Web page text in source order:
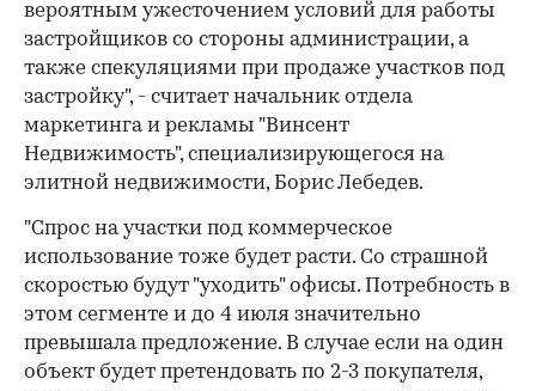
вероятным ужесточением условий для работы
застройщиков со стороны администрации, а
также спекуляциями при продаже участков под
застройку", - считает начальник отдела
маркетинга и рекламы "Винсент
Недвижимость", специализирующегося на
элитной недвижимости, Борис Лебедев.
"Спрос на участки под коммерческое
использование тоже будет расти. Со страшной
скоростью будут "уходить" офисы. Потребность в
этом сегменте и до 4 июля значительно
превышала предложение. В случае если на один
объект будет претендовать по 2-3 покупателя,